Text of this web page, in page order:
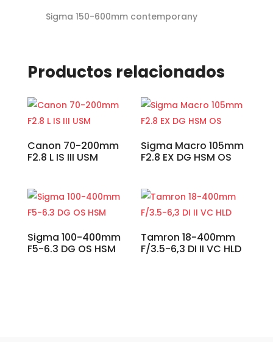
Sigma 150-600mm contemporany
Productos relacionados
Canon 70-200mm
F2.8 L IS III USM
Sigma Macro 105mm
F2.8 EX DG HSM OS
Sigma 100-400mm
F5-6.3 DG OS HSM
Tamron 18-400mm
F/3.5-6,3 DI II VC HLD